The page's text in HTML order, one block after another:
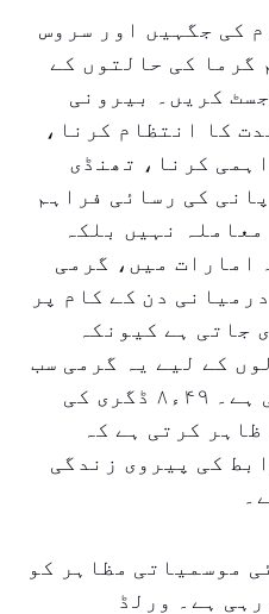
کی جگہیں اور سروس
گرما کی حالتوں کے
کریں۔ بیرونی
کا انتظام کرنا،
کرنا، تھنڈی
کی رسائی فراہم
نہیں بلکہ
امارات میں، گرمی
دن کے کام پر
جاتی ہے کیونکہ
کے لیے یہ گرمی سب
سے زیادہ خطرناک ہوتی ہے۔ ۴۹ء۸ ڈگری کی
کرتی ہے کہ
کی پیروی زندگی
موسمیاتی مظاہر کو
ہے۔ ورلڈ